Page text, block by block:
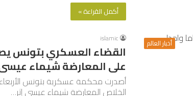
أكمل القراءة »
أخبار العالم islamic
القضاء العسكري بتونس
على المعارضة شيماء
أصدرت محكمة عسكرية بتونس
الخلاص المعارضة شيماء عيسى إثر…